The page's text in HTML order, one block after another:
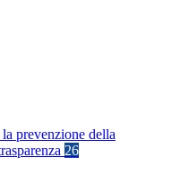
prevenzione della
26